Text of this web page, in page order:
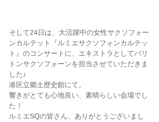
そして24日は、大活躍中の女性サクソフォー
ンカルテット『ルミエサクソフォンカルテッ
ト』のコンサートに、エキストラとしてバリ
トンサクソフォーンを担当させていただきま
した♪
港区立郷土歴史館にて。
響きがとても心地良い、素晴らしい会場でし
た！
ルミエSQの皆さん、ありがとうございまし